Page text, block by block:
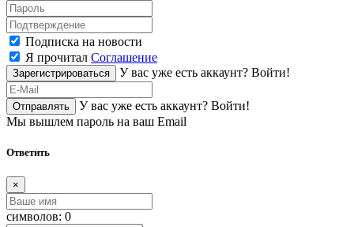
Подписка на новости
Я прочитал Соглашение
Зарегистрироваться У вас уже есть аккаунт? Войти!
Отправлять У вас уже есть аккаунт? Войти!
Мы вышлем пароль на ваш Email
Ответить
×
символов: 0